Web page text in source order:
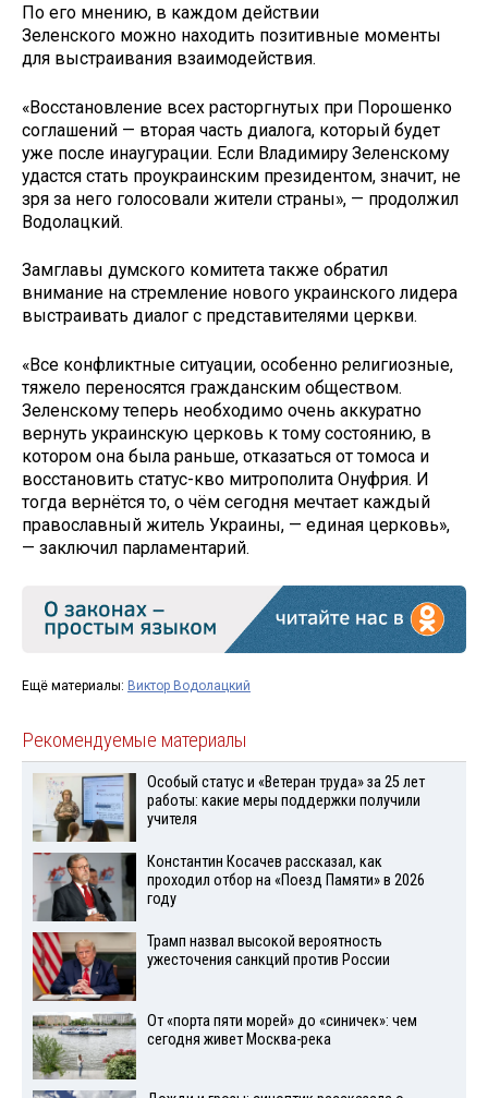
По его мнению, в каждом действии
Зеленского можно находить позитивные моменты
для выстраивания взаимодействия.
«Восстановление всех расторгнутых при Порошенко
соглашений — вторая часть диалога, который будет
уже после инаугурации. Если Владимиру Зеленскому
удастся стать проукраинским президентом, значит, не
зря за него голосовали жители страны», — продолжил
Водолацкий.
Замглавы думского комитета также обратил
внимание на стремление нового украинского лидера
выстраивать диалог с представителями церкви.
«Все конфликтные ситуации, особенно религиозные,
тяжело переносятся гражданским обществом.
Зеленскому теперь необходимо очень аккуратно
вернуть украинскую церковь к тому состоянию, в
котором она была раньше, отказаться от томоса и
восстановить статус-кво митрополита Онуфрия. И
тогда вернётся то, о чём сегодня мечтает каждый
православный житель Украины, — единая церковь»,
— заключил парламентарий.
Ещё материалы: Виктор Водолацкий
Рекомендуемые материалы
Особый статус и «Ветеран труда» за 25 лет
работы: какие меры поддержки получили
учителя
Константин Косачев рассказал, как
проходил отбор на «Поезд Памяти» в 2026
году
Трамп назвал высокой вероятность
ужесточения санкций против России
От «порта пяти морей» до «синичек»: чем
сегодня живет Москва-река